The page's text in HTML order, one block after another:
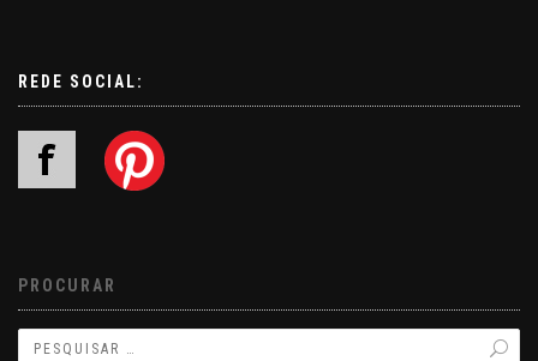
REDE SOCIAL:
PROCURAR